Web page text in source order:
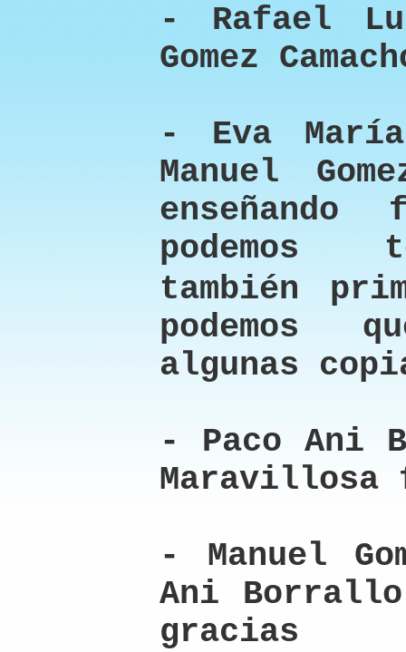
- Rafael
Gomez
- Eva María
Manuel
podemos
también
podemos
algunas
- Paco Ani
- Manuel
Ani Borrallo
gracias